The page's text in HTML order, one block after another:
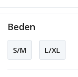
Beden
S/M L/XL